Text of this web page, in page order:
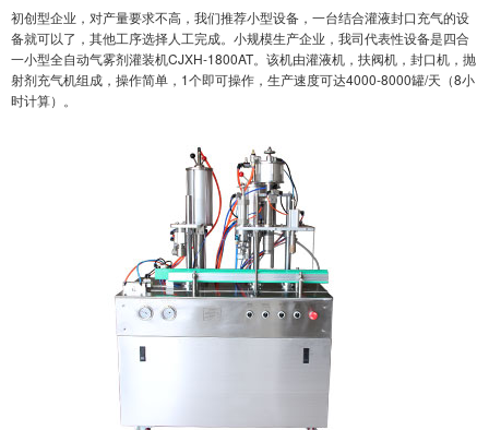
初创型企业，对产量要求不高，我们推荐小型设备，一台结合灌液封口充气的设
备就可以了，其他工序选择人工完成。小规模生产企业，我司代表性设备是四合
一小型全自动气雾剂灌装机CJXH-1800AT。该机由灌液机，扶阀机，封口机，抛
射剂充气机组成，操作简单，1个即可操作，生产速度可达4000-8000罐/天（8小
时计算）。